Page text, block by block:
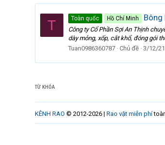
T Toàn quốc Hồ Chí Minh
Công ty Cổ Phần Sợi An Thịnh
dày mỏng, xốp, cắt khổ, đóng gói
Tuan0986360787 Chủ đề 3/12/21
TỪ KHÓA
KÊNH RAO © 2012-2026 | Rao vặt miễn phí